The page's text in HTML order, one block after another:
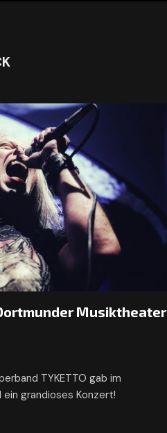
Musiktheater
TYKETTO gab im
grandioses Konzert!